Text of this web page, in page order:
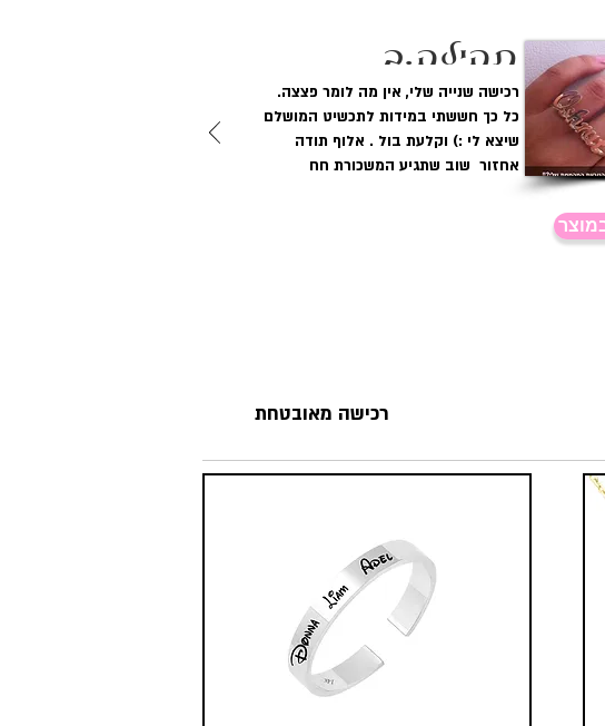
תהילה.ב
כל כך חששתי במידות לתכשיט המושלם
שיצא לי :) וקלעת בול . אלוף תודה
אחזור שוב שתגיע המשכורת חח
רכישה מאובטחת